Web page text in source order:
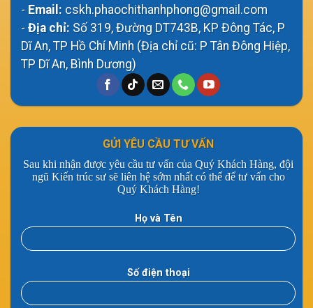
- Email: cskh.phaochithanhphong@gmail.com
- Địa chỉ: Số 319, Đường DT743B, KP Đông Tác, P
Dĩ An, TP Hồ Chí Minh (Địa chỉ cũ: P Tân Đông Hiệp,
TP Dĩ An, Bình Dương)
GỬI YÊU CẦU TƯ VẤN
Sau khi nhận được yêu cầu tư vấn của Quý Khách Hàng, đội
ngũ Kiến trúc sư sẽ liên hệ sớm nhất có thể để tư vấn cho
Quý Khách Hàng!
Họ và Tên
Số điện thoại